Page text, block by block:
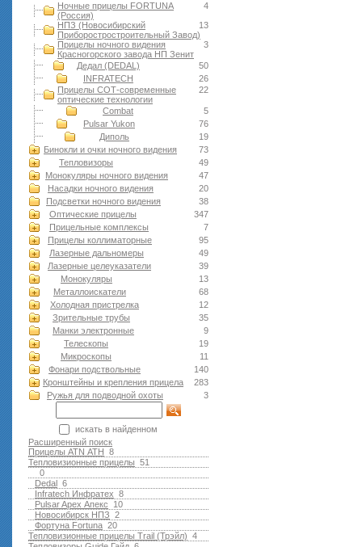
4
Ночные прицелы FORTUNA
(Россия)
13
НПЗ (Новосибирский
Приборостростроительный Завод)
3
Прицелы ночного видения
Красногорского завода НП Зенит
50
Дедал (DEDAL)
26
INFRATECH
22
Прицелы СОТ-современные
оптические технологии
5
Combat
76
Pulsar Yukon
19
Диполь
73
Бинокли и очки ночного видения
49
Тепловизоры
47
Монокуляры ночного видения
20
Насадки ночного видения
38
Подсветки ночного видения
347
Оптические прицелы
7
Прицельные комплексы
95
Прицелы коллиматорные
49
Лазерные дальномеры
39
Лазерные целеуказатели
13
Монокуляры
68
Металлоискатели
12
Холодная пристрелка
35
Зрительные трубы
9
Манки электронные
19
Телескопы
11
Микроскопы
140
Фонари подствольные
283
Кронштейны и крепления прицела
3
Ружья для подводной оxоты
искать в найденном
Расширенный поиск
8
Прицелы ATN АТН
51
Тепловизионные прицелы
0
6
Dedal
8
Infratech Инфратех
10
Pulsar Apex Апекс
2
Новосибирск НПЗ
20
Фортуна Fortuna
4
Тепловизионные прицелы Trail (Трэйл)